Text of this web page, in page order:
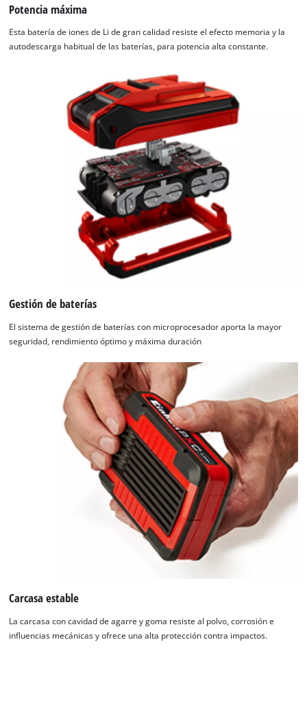
Potencia máxima
Esta batería de iones de Li de gran calidad resiste el efecto memoria y la
autodescarga habitual de las baterías, para potencia alta constante.
Gestión de baterías
El sistema de gestión de baterías con microprocesador aporta la mayor
seguridad, rendimiento óptimo y máxima duración
Carcasa estable
La carcasa con cavidad de agarre y goma resiste al polvo, corrosión e
influencias mecánicas y ofrece una alta protección contra impactos.